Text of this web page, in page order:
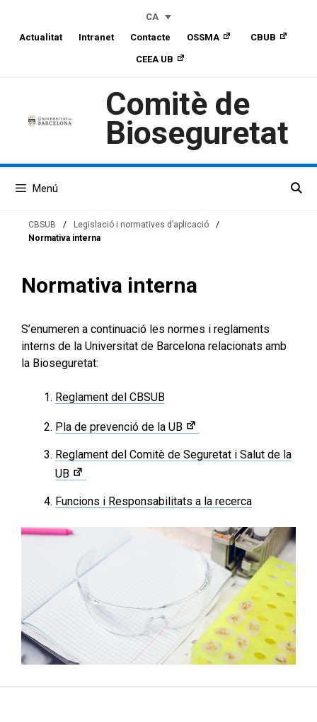
Content
navigation
contingut
CA
Actualitat
Intranet Contacte OSSMA CBUB
CEEA UB
Comitè de
Bioseguretat
Menú
CBSUB / Legislació i normatives d’aplicació
/
Normativa interna
Normativa interna
S’enumeren a continuació les normes i reglaments
interns de la Universitat de Barcelona relacionats amb
la Bioseguretat:
Reglament del CBSUB
Pla de prevenció de la UB
Reglament del Comitè de Seguretat i Salut de la
UB
Funcions i Responsabilitats a la recerca